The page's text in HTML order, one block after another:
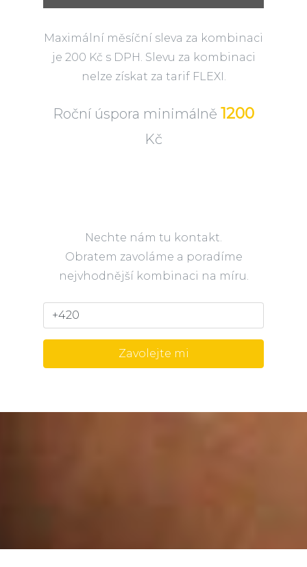
Maximální měsíční sleva za kombinaci
je 200 Kč s DPH. Slevu za kombinaci
nelze získat za tarif FLEXI.
Roční úspora minimálně 1200
Kč
Nechte nám tu kontakt.
Obratem zavoláme a poradíme
nejvhodnější kombinaci na míru.